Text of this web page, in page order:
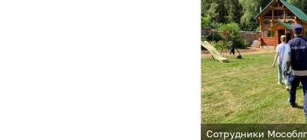
Сотрудники